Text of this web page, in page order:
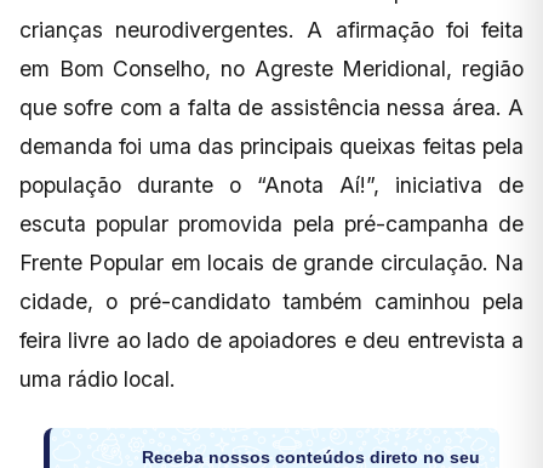
crianças neurodivergentes. A afirmação foi feita
em Bom Conselho, no Agreste Meridional, região
que sofre com a falta de assistência nessa área. A
demanda foi uma das principais queixas feitas pela
população durante o “Anota Aí!”, iniciativa de
escuta popular promovida pela pré-campanha de
Frente Popular em locais de grande circulação. Na
cidade, o pré-candidato também caminhou pela
feira livre ao lado de apoiadores e deu entrevista a
uma rádio local.
Receba nossos conteúdos direto no seu